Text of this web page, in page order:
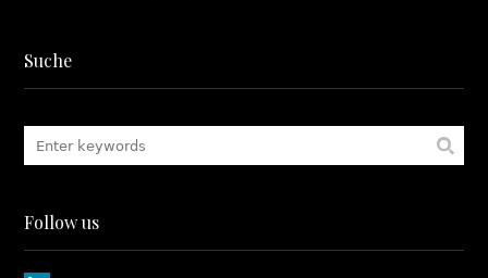
Suche
Follow us